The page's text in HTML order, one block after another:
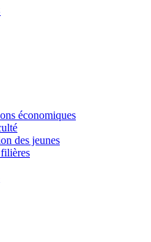
économiques
des jeunes